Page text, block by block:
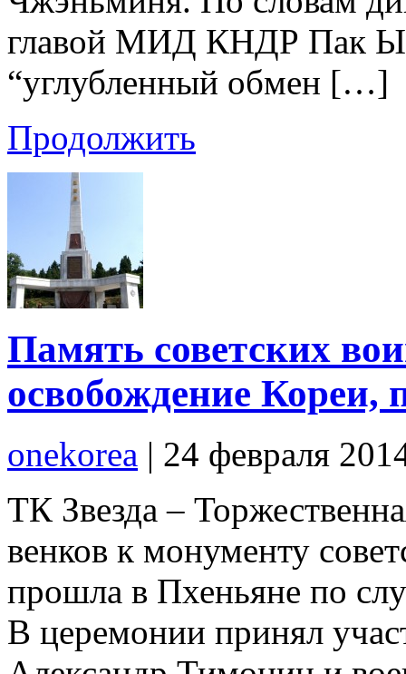
главой МИД КНДР Пак Ы
“углубленный обмен […]
Продолжить
Память советских
освобождение
onekorea | 24 февраля
ТК Звезда –
венков к монументу
прошла в Пхеньяне по
В церемонии принял